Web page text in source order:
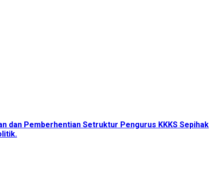
dan Pemberhentian Setruktur Pengurus KKKS Sepihak